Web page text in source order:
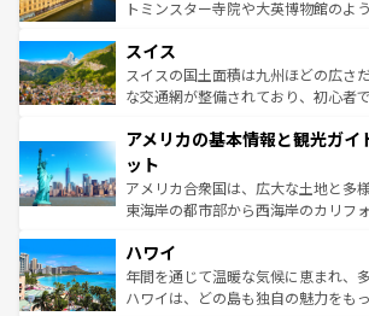
を参照してほしい。
してライン川沿いのワイン畑といっ
は、お酒好きな人にはぜひ体験してほしい。 な
ドイツ情報はコンテンツ一覧を参照
トミンスター寺院や大英博物館のよ
リアごとに異なる魅力がある。また
ティー、ビール好きにはたまらない
戦など、本場だからこそできる体験
ンツ一覧を参照してほしい。
スイス
スイスの国土面積は九州ほどの広さ
な交通網が整備されており、初心者
の建物がそのまま残る町や、スイス
博物館もあり、アルプス観光だけで
ことができる。国民の所得が高いた
者向けの交通パス提供のサービスも
着のスイス情報は
アメリカの基本情報と観光ガイ
ット
アメリカ合衆国は、広大な土地と多
東海岸の都市部から西海岸のカリフ
のような巨大都市は、観光、ショッ
ンメントが詰まった刺激的なスポッ
西部には大自然が広がり、グランド
ハワイ
年間を通じて温暖な気候に恵まれ、
ハワイは、どの島も独自の魅力をも